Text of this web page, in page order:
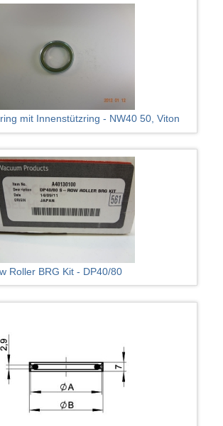
mit Innenstützring - NW40 50, Viton
Roller BRG Kit - DP40/80